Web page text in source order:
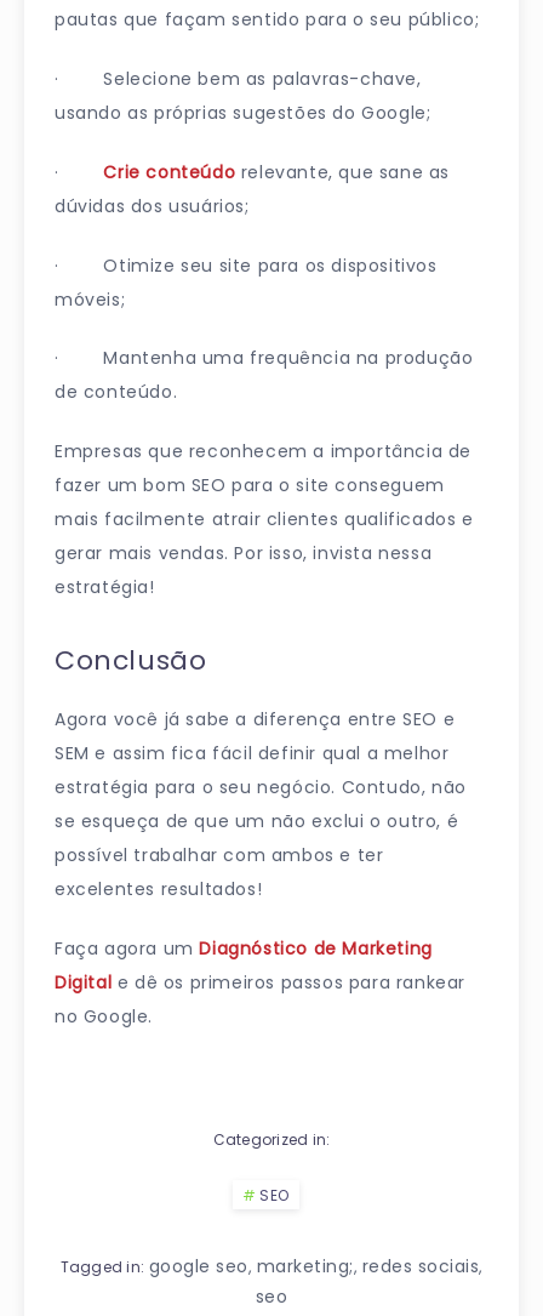
pautas que façam sentido para o seu público;
· Selecione bem as palavras-chave,
usando as próprias sugestões do Google;
·Crie conteúdo relevante, que sane as
dúvidas dos usuários;
· Otimize seu site para os dispositivos
móveis;
· Mantenha uma frequência na produção
de conteúdo.
Empresas que reconhecem a importância de
fazer um bom SEO para o site conseguem
mais facilmente atrair clientes qualificados e
gerar mais vendas. Por isso, invista nessa
estratégia!
Conclusão
Agora você já sabe a diferença entre SEO e
SEM e assim fica fácil definir qual a melhor
estratégia para o seu negócio. Contudo, não
se esqueça de que um não exclui o outro, é
possível trabalhar com ambos e ter
excelentes resultados!
Faça agora umDiagnóstico de Marketing
Digital e dê os primeiros passos para rankear
no Google.
Categorized in:
SEO
Tagged in: google seo, marketing;, redes sociais,
seo